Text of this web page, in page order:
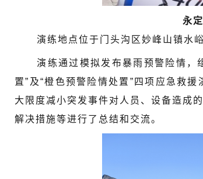
永
演练地点位于门头沟区妙峰山镇水
演练通过模拟发布暴雨预警险情，
置”及“橙色预警险情处置”四项应急救
大限度减小突发事件对人员、设备造成
解决措施等进行了总结和交流。